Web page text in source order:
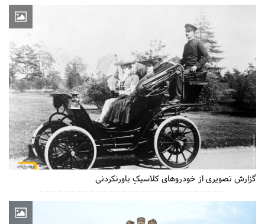
گزارش تصویری از خودروهای کلاسیکِ باورنکردنی